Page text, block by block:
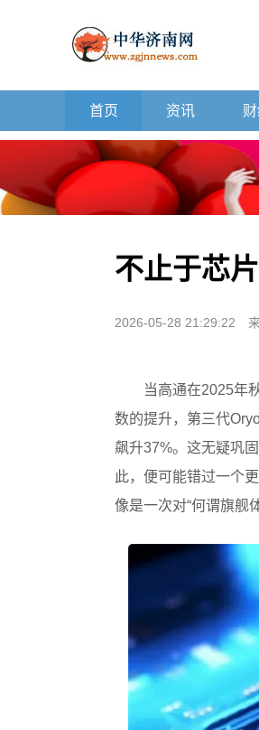
首页 资讯
不止于芯
2026-05-28 21:29:22
当高通在2025年
数的提升，第三代
飙升37%。这无疑巩
此，便可能错过一个
像是一次对“何谓旗舰